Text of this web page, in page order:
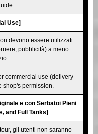
Use]
devono essere utilizzati
pubblicità) a meno
commercial use (delivery
permission.
e con Serbatoi Pieni
and Full Tanks]
gli utenti non saranno